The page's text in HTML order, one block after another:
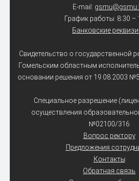
E-mail:
График работы: 8:30 –
Банковские
Свидетельство о государственной
Гомельским областным
основании решения от 19.08.2003
Специальное разрешение
осуществления
№02100/316
Вопрос ректору
Предложения
Контакты
Обратная связь